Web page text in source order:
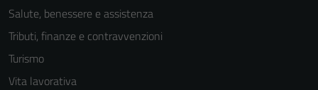
Salute, benessere e assistenza
Tributi, finanze e contravvenzioni
Turismo
Vita lavorativa